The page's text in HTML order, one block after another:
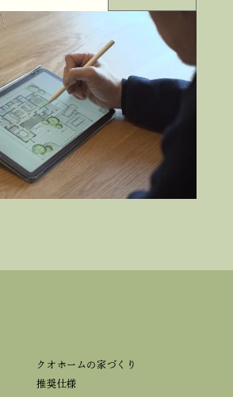
クオホームの家づくり
推奨仕様